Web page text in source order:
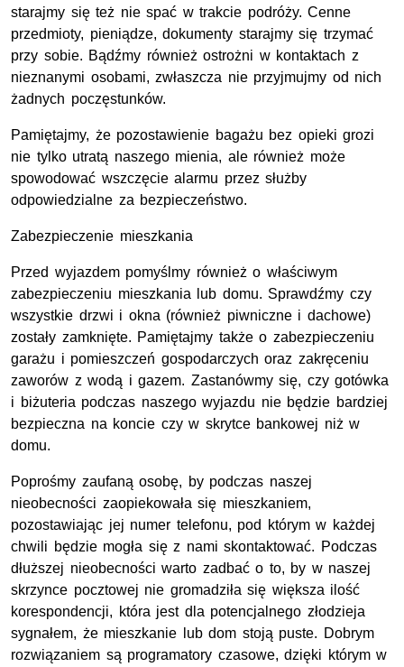
starajmy się też nie spać w trakcie podróży. Cenne
przedmioty, pieniądze, dokumenty starajmy się trzymać
przy sobie. Bądźmy również ostrożni w kontaktach z
nieznanymi osobami, zwłaszcza nie przyjmujmy od nich
żadnych poczęstunków.
Pamiętajmy, że pozostawienie bagażu bez opieki grozi
nie tylko utratą naszego mienia, ale również może
spowodować wszczęcie alarmu przez służby
odpowiedzialne za bezpieczeństwo.
Zabezpieczenie mieszkania
Przed wyjazdem pomyślmy również o właściwym
zabezpieczeniu mieszkania lub domu. Sprawdźmy czy
wszystkie drzwi i okna (również piwniczne i dachowe)
zostały zamknięte. Pamiętajmy także o zabezpieczeniu
garażu i pomieszczeń gospodarczych oraz zakręceniu
zaworów z wodą i gazem. Zastanówmy się, czy gotówka
i biżuteria podczas naszego wyjazdu nie będzie bardziej
bezpieczna na koncie czy w skrytce bankowej niż w
domu.
Poprośmy zaufaną osobę, by podczas naszej
nieobecności zaopiekowała się mieszkaniem,
pozostawiając jej numer telefonu, pod którym w każdej
chwili będzie mogła się z nami skontaktować. Podczas
dłuższej nieobecności warto zadbać o to, by w naszej
skrzynce pocztowej nie gromadziła się większa ilość
korespondencji, która jest dla potencjalnego złodzieja
sygnałem, że mieszkanie lub dom stoją puste. Dobrym
rozwiązaniem są programatory czasowe, dzięki którym w